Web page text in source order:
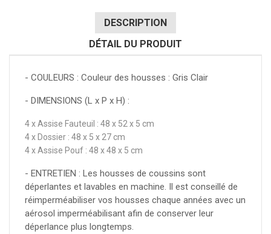
DESCRIPTION
DÉTAIL DU PRODUIT
- COULEURS : Couleur des housses : Gris Clair
- DIMENSIONS (L x P x H) :
4 x Assise Fauteuil : 48 x 52 x 5 cm
4 x Dossier : 48 x 5 x 27 cm
4 x Assise Pouf : 48 x 48 x 5 cm
- ENTRETIEN : Les housses de coussins sont
déperlantes et lavables en machine. Il est conseillé de
réimperméabiliser vos housses chaque années avec un
aérosol imperméabilisant afin de conserver leur
déperlance plus longtemps.